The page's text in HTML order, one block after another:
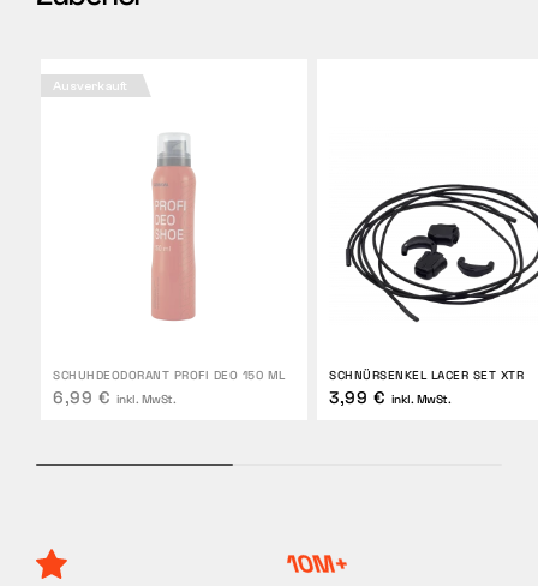
Ausverkauft
SCHUHDEODORANT PROFI DEO 150 ML
6,99 € inkl. MwSt.
SCHNÜRSENKEL LACER SET XTR
3,99 € inkl. MwSt.